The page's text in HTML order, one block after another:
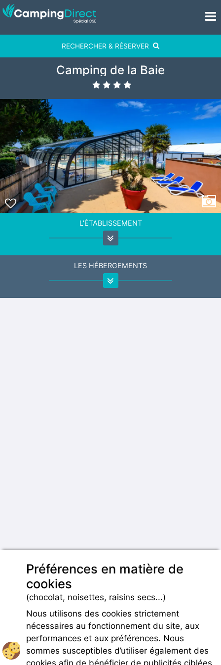
RECHERCHER & RÉSERVER
Camping de la Baie
L'ÉTABLISSEMENT
LES HÉBERGEMENTS
Préférences en matière de
cookies
(chocolat, noisettes, raisins secs...)
Nous utilisons des cookies strictement
nécessaires au fonctionnement du site, aux
performances et aux préférences. Nous
sommes susceptibles d’utiliser également des
cookies afin de bénéficier de publicités ciblées